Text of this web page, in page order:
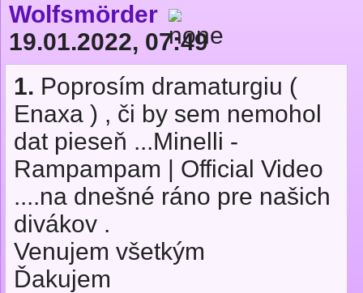
Wolfsmörder
19.01.2022, 07:49
1. Poprosím dramaturgiu (
Enaxa ) , či by sem nemohol
dat pieseň ...Minelli -
Rampampam | Official Video
....na dnešné ráno pre našich
divákov .
Venujem všetkým
Ďakujem